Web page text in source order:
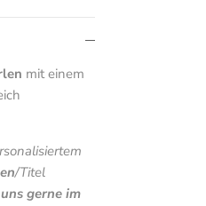
mit einem
/Titel
gerne im